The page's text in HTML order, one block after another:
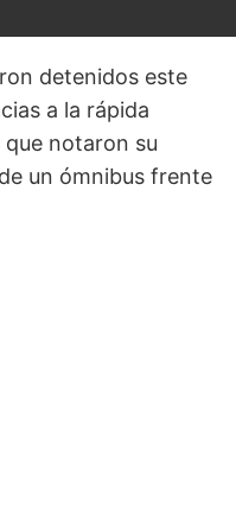
detenidos este
a la rápida
notaron su
un ómnibus frente